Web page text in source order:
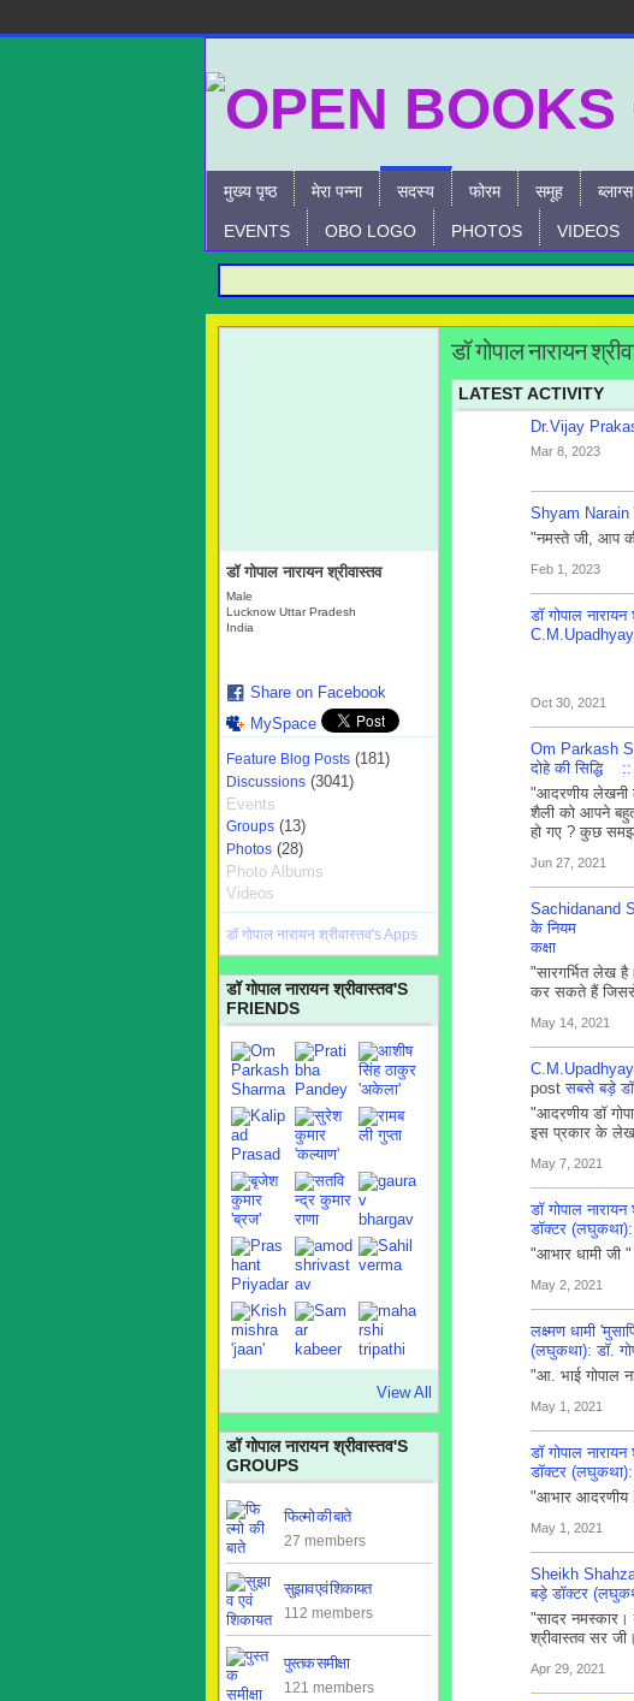
मुख्य पृष्ठ मेरा पन्ना सदस्य फोरम समूह ब्लाग्स
EVENTS OBO LOGO PHOTOS VIDEOS
डॉ गोपाल नारायन श्रीवास्तव
Male
Lucknow Uttar Pradesh
India
Share on Facebook
MySpace
Feature Blog Posts (181)
Discussions (3041)
Events
Groups (13)
Photos (28)
Photo Albums
Videos
डॉ गोपाल नारायन श्रीवास्तव's Apps
डॉ गोपाल नारायन श्रीवास्तव'S
FRIENDS
View All
डॉ गोपाल नारायन श्रीवास्तव'S
GROUPS
फिल्मो की बाते
27 members
सुझाव एवं शिकायत
112 members
पुस्तक समीक्षा
121 members
डॉ गोपाल नारायन
LATEST ACTIVITY
Dr.Vijay
Mar 8, 2023
Shyam Narain
"नमस्ते जी, आप
Feb 1, 2023
डॉ गोपाल नारायन
Oct 30, 2021
Om Parkash
दोहे की सिद्धि ::
"आदरणीय लेखनी
शैली को आपने
हो गए ? कुछ
Jun 27, 2021
Sachidanand
के नियम -
कक्षा
"सारगर्भित लेख
कर सकते हैं जिससे
May 14, 2021
postसबसे बड़े
"आदरणीय डॉ
इस प्रकार के
May 7, 2021
डॉ गोपाल नारायन
डॉक्टर (लघुकथा):
"आभार धामी जी "
May 2, 2021
लक्ष्मण धामी
(लघुकथा): डॉ.
"आ. भाई गोपाल
May 1, 2021
डॉ गोपाल नारायन
डॉक्टर (लघुकथा):
"आभार आदरणीय
May 1, 2021
Sheikh
बड़े डॉक्टर
"सादर नमस्कार।
श्रीवास्तव सर
Apr 29, 2021